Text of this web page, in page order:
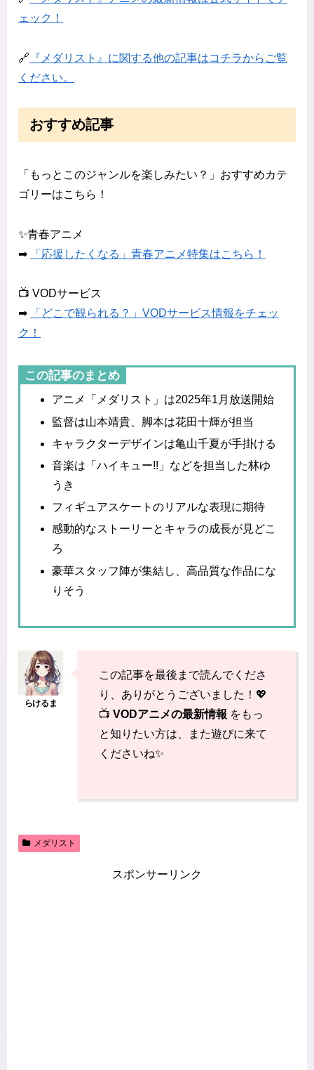
ェック！
🔗 『メダリスト』に関する他の記事はコチラからご覧
ください。
おすすめ記事
「もっとこのジャンルを楽しみたい？」おすすめカテ
ゴリーはこちら！
✨青春アニメ
➡
「応援したくなる」青春アニメ特集はこちら！
📺 VODサービス
➡
「どこで観られる？」VODサービス情報をチェッ
ク！
この記事のまとめ
アニメ「メダリスト」は2025年1月放送開始
監督は山本靖貴、脚本は花田十輝が担当
キャラクターデザインは亀山千夏が手掛ける
音楽は「ハイキュー!!」などを担当した林ゆ
うき
フィギュアスケートのリアルな表現に期待
感動的なストーリーとキャラの成長が見どこ
ろ
豪華スタッフ陣が集結し、高品質な作品にな
りそう
この記事を最後まで読んでくださ
り、ありがとうございました！💖
📺 VODアニメの最新情報 をもっ
と知りたい方は、また遊びに来て
くださいね✨
メダリスト
スポンサーリンク